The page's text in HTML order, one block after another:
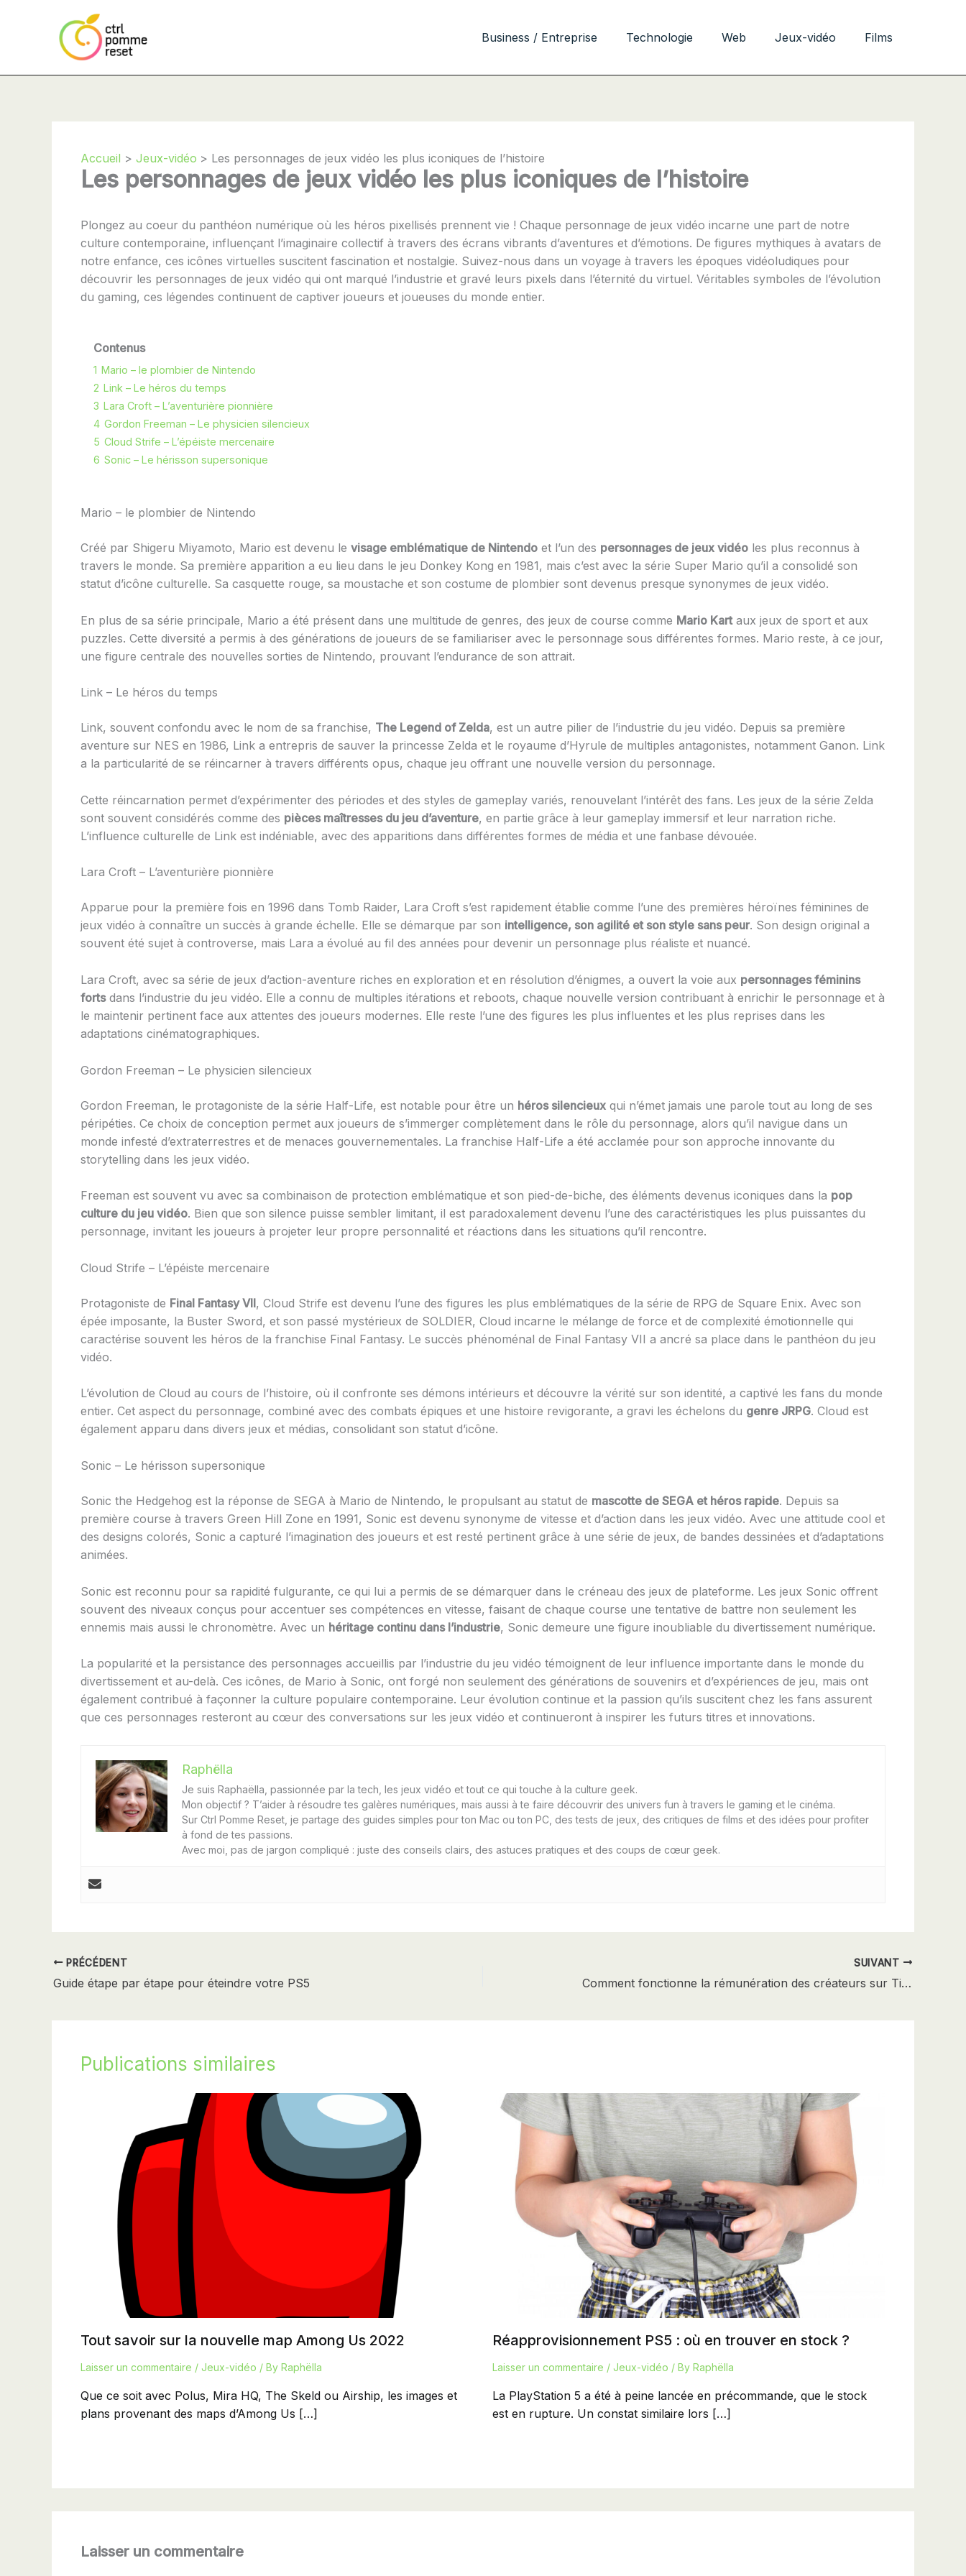
Business / Entreprise Technologie Web Jeux-vidéo Films
Accueil Jeux-vidéo Les personnages de jeux vidéo les plus iconiques de l’histoire
Les personnages de jeux vidéo les plus iconiques de l’histoire
Plongez au coeur du panthéon numérique où les héros pixellisés prennent vie ! Chaque personnage de jeux vidéo incarne une part de notre
culture contemporaine, influençant l’imaginaire collectif à travers des écrans vibrants d’aventures et d’émotions. De figures mythiques à avatars de
notre enfance, ces icônes virtuelles suscitent fascination et nostalgie. Suivez-nous dans un voyage à travers les époques vidéoludiques pour
découvrir les personnages de jeux vidéo qui ont marqué l’industrie et gravé leurs pixels dans l’éternité du virtuel. Véritables symboles de l’évolution
du gaming, ces légendes continuent de captiver joueurs et joueuses du monde entier.
Contenus
1 Mario – le plombier de Nintendo
2 Link – Le héros du temps
3 Lara Croft – L’aventurière pionnière
4 Gordon Freeman – Le physicien silencieux
5 Cloud Strife – L’épéiste mercenaire
6 Sonic – Le hérisson supersonique
Mario – le plombier de Nintendo
Créé par Shigeru Miyamoto, Mario est devenu le visage emblématique de Nintendo et l’un des personnages de jeux vidéo les plus reconnus à
travers le monde. Sa première apparition a eu lieu dans le jeu Donkey Kong en 1981, mais c’est avec la série Super Mario qu’il a consolidé son
statut d’icône culturelle. Sa casquette rouge, sa moustache et son costume de plombier sont devenus presque synonymes de jeux vidéo.
En plus de sa série principale, Mario a été présent dans une multitude de genres, des jeux de course comme Mario Kart aux jeux de sport et aux
puzzles. Cette diversité a permis à des générations de joueurs de se familiariser avec le personnage sous différentes formes. Mario reste, à ce jour,
une figure centrale des nouvelles sorties de Nintendo, prouvant l’endurance de son attrait.
Link – Le héros du temps
Link, souvent confondu avec le nom de sa franchise, The Legend of Zelda, est un autre pilier de l’industrie du jeu vidéo. Depuis sa première
aventure sur NES en 1986, Link a entrepris de sauver la princesse Zelda et le royaume d’Hyrule de multiples antagonistes, notamment Ganon. Link
a la particularité de se réincarner à travers différents opus, chaque jeu offrant une nouvelle version du personnage.
Cette réincarnation permet d’expérimenter des périodes et des styles de gameplay variés, renouvelant l’intérêt des fans. Les jeux de la série Zelda
sont souvent considérés comme des pièces maîtresses du jeu d’aventure, en partie grâce à leur gameplay immersif et leur narration riche.
L’influence culturelle de Link est indéniable, avec des apparitions dans différentes formes de média et une fanbase dévouée.
Lara Croft – L’aventurière pionnière
Apparue pour la première fois en 1996 dans Tomb Raider, Lara Croft s’est rapidement établie comme l’une des premières héroïnes féminines de
jeux vidéo à connaître un succès à grande échelle. Elle se démarque par son intelligence, son agilité et son style sans peur. Son design original a
souvent été sujet à controverse, mais Lara a évolué au fil des années pour devenir un personnage plus réaliste et nuancé.
Lara Croft, avec sa série de jeux d’action-aventure riches en exploration et en résolution d’énigmes, a ouvert la voie aux personnages féminins
fortsdans l’industrie du jeu vidéo. Elle a connu de multiples itérations et reboots, chaque nouvelle version contribuant à enrichir le personnage et à
le maintenir pertinent face aux attentes des joueurs modernes. Elle reste l’une des figures les plus influentes et les plus reprises dans les
adaptations cinématographiques.
Gordon Freeman – Le physicien silencieux
Gordon Freeman, le protagoniste de la série Half-Life, est notable pour être un héros silencieux qui n’émet jamais une parole tout au long de ses
péripéties. Ce choix de conception permet aux joueurs de s’immerger complètement dans le rôle du personnage, alors qu’il navigue dans un
monde infesté d’extraterrestres et de menaces gouvernementales. La franchise Half-Life a été acclamée pour son approche innovante du
storytelling dans les jeux vidéo.
Freeman est souvent vu avec sa combinaison de protection emblématique et son pied-de-biche, des éléments devenus iconiques dans la pop
culture du jeu vidéo. Bien que son silence puisse sembler limitant, il est paradoxalement devenu l’une des caractéristiques les plus puissantes du
personnage, invitant les joueurs à projeter leur propre personnalité et réactions dans les situations qu’il rencontre.
Cloud Strife – L’épéiste mercenaire
Protagoniste de Final Fantasy VII, Cloud Strife est devenu l’une des figures les plus emblématiques de la série de RPG de Square Enix. Avec son
épée imposante, la Buster Sword, et son passé mystérieux de SOLDIER, Cloud incarne le mélange de force et de complexité émotionnelle qui
caractérise souvent les héros de la franchise Final Fantasy. Le succès phénoménal de Final Fantasy VII a ancré sa place dans le panthéon du jeu
vidéo.
L’évolution de Cloud au cours de l’histoire, où il confronte ses démons intérieurs et découvre la vérité sur son identité, a captivé les fans du monde
entier. Cet aspect du personnage, combiné avec des combats épiques et une histoire revigorante, a gravi les échelons du genre JRPG. Cloud est
également apparu dans divers jeux et médias, consolidant son statut d’icône.
Sonic – Le hérisson supersonique
Sonic the Hedgehog est la réponse de SEGA à Mario de Nintendo, le propulsant au statut de mascotte de SEGA et héros rapide. Depuis sa
première course à travers Green Hill Zone en 1991, Sonic est devenu synonyme de vitesse et d’action dans les jeux vidéo. Avec une attitude cool et
des designs colorés, Sonic a capturé l’imagination des joueurs et est resté pertinent grâce à une série de jeux, de bandes dessinées et d’adaptations
animées.
Sonic est reconnu pour sa rapidité fulgurante, ce qui lui a permis de se démarquer dans le créneau des jeux de plateforme. Les jeux Sonic offrent
souvent des niveaux conçus pour accentuer ses compétences en vitesse, faisant de chaque course une tentative de battre non seulement les
ennemis mais aussi le chronomètre. Avec un héritage continu dans l’industrie, Sonic demeure une figure inoubliable du divertissement numérique.
La popularité et la persistance des personnages accueillis par l’industrie du jeu vidéo témoignent de leur influence importante dans le monde du
divertissement et au-delà. Ces icônes, de Mario à Sonic, ont forgé non seulement des générations de souvenirs et d’expériences de jeu, mais ont
également contribué à façonner la culture populaire contemporaine. Leur évolution continue et la passion qu’ils suscitent chez les fans assurent
que ces personnages resteront au cœur des conversations sur les jeux vidéo et continueront à inspirer les futurs titres et innovations.
Raphëlla
Je suis Raphaëlla, passionnée par la tech, les jeux vidéo et tout ce qui touche à la culture geek.
Mon objectif ? T’aider à résoudre tes galères numériques, mais aussi à te faire découvrir des univers fun à travers le gaming et le cinéma.
Sur Ctrl Pomme Reset, je partage des guides simples pour ton Mac ou ton PC, des tests de jeux, des critiques de films et des idées pour profiter
à fond de tes passions.
Avec moi, pas de jargon compliqué : juste des conseils clairs, des astuces pratiques et des coups de cœur geek.
PRÉCÉDENT
Guide étape par étape pour éteindre votre PS5
SUIVANT
Comment fonctionne la rémunération des créateurs sur TikTok
Publications similaires
Tout savoir sur la nouvelle map Among Us 2022
Laisser un commentaire / Jeux-vidéo / By Raphëlla
Que ce soit avec Polus, Mira HQ, The Skeld ou Airship, les images et
plans provenant des maps d’Among Us […]
Réapprovisionnement PS5 : où en trouver en stock ?
Laisser un commentaire / Jeux-vidéo / By Raphëlla
La PlayStation 5 a été à peine lancée en précommande, que le stock
est en rupture. Un constat similaire lors […]
Laisser un commentaire